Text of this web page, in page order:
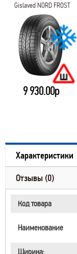
Gislaved NORD FROST
VAN 2
9 930.00р
Характеристики
Отзывы (0)
Код товара
Наименование
Ширина: